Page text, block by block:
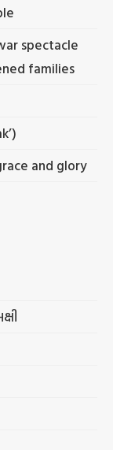
spectacle
families
and glory